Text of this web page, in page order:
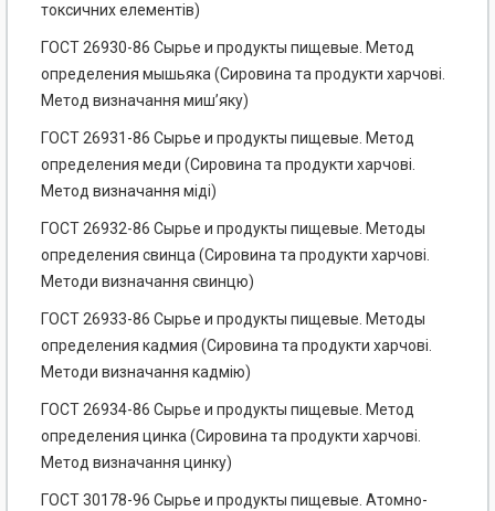
токсичних елементів)
ГОСТ 26930-86 Сырье и продукты пищевые. Метод
определения мышьяка (Сировина та продукти харчові.
Метод визначання миш’яку)
ГОСТ 26931-86 Сырье и продукты пищевые. Метод
определения меди (Сировина та продукти харчові.
Метод визначання міді)
ГОСТ 26932-86 Сырье и продукты пищевые. Методы
определения свинца (Сировина та продукти харчові.
Методи визначання свинцю)
ГОСТ 26933-86 Сырье и продукты пищевые. Методы
определения кадмия (Сировина та продукти харчові.
Методи визначання кадмію)
ГОСТ 26934-86 Сырье и продукты пищевые. Метод
определения цинка (Сировина та продукти харчові.
Метод визначання цинку)
ГОСТ 30178-96 Сырье и продукты пищевые. Атомно-